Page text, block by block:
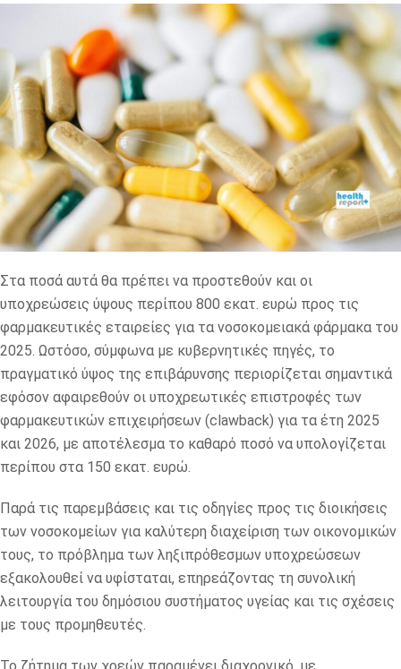
Στα ποσά αυτά θα πρέπει να προστεθούν και οι
υποχρεώσεις ύψους περίπου 800 εκατ. ευρώ προς τις
φαρμακευτικές εταιρείες για τα νοσοκομειακά φάρμακα του
2025. Ωστόσο, σύμφωνα με κυβερνητικές πηγές, το
πραγματικό ύψος της επιβάρυνσης περιορίζεται σημαντικά
εφόσον αφαιρεθούν οι υποχρεωτικές επιστροφές των
φαρμακευτικών επιχειρήσεων (clawback) για τα έτη 2025
και 2026, με αποτέλεσμα το καθαρό ποσό να υπολογίζεται
περίπου στα 150 εκατ. ευρώ.
Παρά τις παρεμβάσεις και τις οδηγίες προς τις διοικήσεις
των νοσοκομείων για καλύτερη διαχείριση των οικονομικών
τους, το πρόβλημα των ληξιπρόθεσμων υποχρεώσεων
εξακολουθεί να υφίσταται, επηρεάζοντας τη συνολική
λειτουργία του δημόσιου συστήματος υγείας και τις σχέσεις
με τους προμηθευτές.